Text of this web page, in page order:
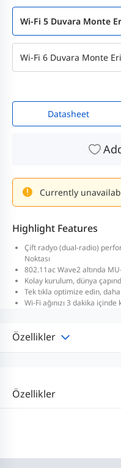
Wi-Fi 5 Duvara Monte
Wi-Fi 6 Duvara Monte
Datasheet
Currently
Highlight Features
Çift radyo (dual-radio)
Noktası
802.11ac Wave2 altında
Kolay kurulum, dünya
Tek tıkla optimize edin,
Wi-Fi ağınızı 3 dakika
Özellikler
Özellikler